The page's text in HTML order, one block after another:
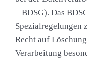
– BDSG). Das
Spezialregelungen
Recht auf
Verarbeitung